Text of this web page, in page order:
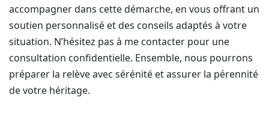
accompagner dans cette démarche, en vous offrant un
soutien personnalisé et des conseils adaptés à votre
situation. N’hésitez pas à me contacter pour une
consultation confidentielle. Ensemble, nous pourrons
préparer la relève avec sérénité et assurer la pérennité
de votre héritage.